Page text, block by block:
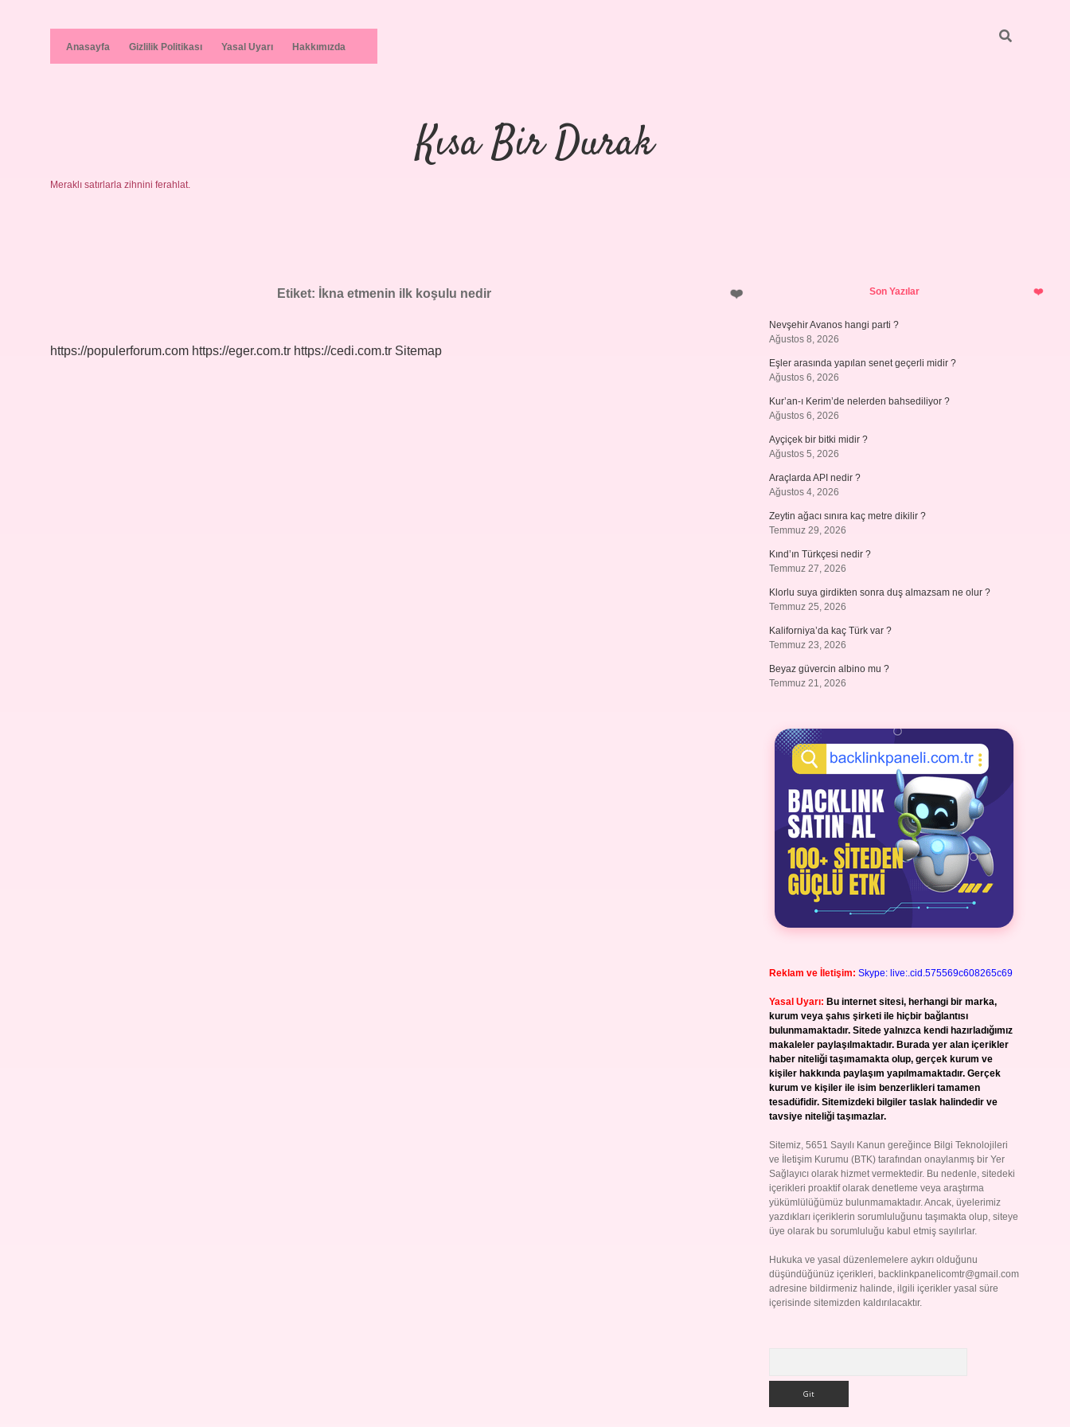
Anasayfa Gizlilik Politikası Yasal Uyarı Hakkımızda
Kısa Bir Durak
Meraklı satırlarla zihnini ferahlat.
Etiket: İkna etmenin ilk koşulu nedir
https://populerforum.com https://eger.com.tr https://cedi.com.tr Sitemap
SidebarSon Yazılar
Nevşehir Avanos hangi parti ?
Ağustos 8, 2026
Eşler arasında yapılan senet geçerli midir ?
Ağustos 6, 2026
Kur’an-ı Kerim’de nelerden bahsediliyor ?
Ağustos 6, 2026
Ayçiçek bir bitki midir ?
Ağustos 5, 2026
Araçlarda API nedir ?
Ağustos 4, 2026
Zeytin ağacı sınıra kaç metre dikilir ?
Temmuz 29, 2026
Kınd’ın Türkçesi nedir ?
Temmuz 27, 2026
Klorlu suya girdikten sonra duş almazsam ne olur ?
Temmuz 25, 2026
Kaliforniya’da kaç Türk var ?
Temmuz 23, 2026
Beyaz güvercin albino mu ?
Temmuz 21, 2026
Reklam ve İletişim: Skype: live:.cid.575569c608265c69
Yasal Uyarı: Bu internet sitesi, herhangi bir marka,
kurum veya şahıs şirketi ile hiçbir bağlantısı
bulunmamaktadır. Sitede yalnızca kendi hazırladığımız
makaleler paylaşılmaktadır. Burada yer alan içerikler
haber niteliği taşımamakta olup, gerçek kurum ve
kişiler hakkında paylaşım yapılmamaktadır. Gerçek
kurum ve kişiler ile isim benzerlikleri tamamen
tesadüfidir. Sitemizdeki bilgiler taslak halindedir ve
tavsiye niteliği taşımazlar.
Sitemiz, 5651 Sayılı Kanun gereğince Bilgi Teknolojileri
ve İletişim Kurumu (BTK) tarafından onaylanmış bir Yer
Sağlayıcı olarak hizmet vermektedir. Bu nedenle, sitedeki
içerikleri proaktif olarak denetleme veya araştırma
yükümlülüğümüz bulunmamaktadır. Ancak, üyelerimiz
yazdıkları içeriklerin sorumluluğunu taşımakta olup, siteye
üye olarak bu sorumluluğu kabul etmiş sayılırlar.
Hukuka ve yasal düzenlemelere aykırı olduğunu
düşündüğünüz içerikleri, backlinkpanelicomtr@gmail.com
adresine bildirmeniz halinde, ilgili içerikler yasal süre
içerisinde sitemizden kaldırılacaktır.